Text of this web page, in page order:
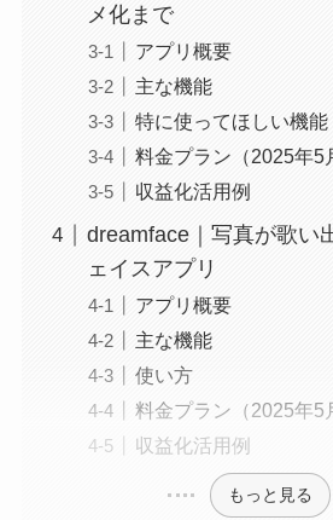
メ化まで
アプリ概要
主な機能
特に使ってほしい機
料金プラン（2025年5
収益化活用例
dreamface｜写真が歌い
ェイスアプリ
アプリ概要
主な機能
使い方
料金プラン（2025年5
収益化活用例
もっと見る